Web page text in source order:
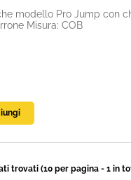
modello Pro Jump con
Misura: COB
trovati (10 per pagina - 1 in